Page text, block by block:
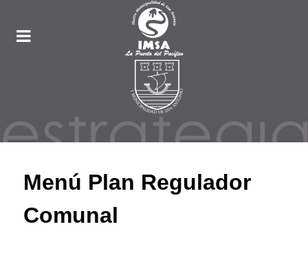
Menú Plan Regulador
Comunal